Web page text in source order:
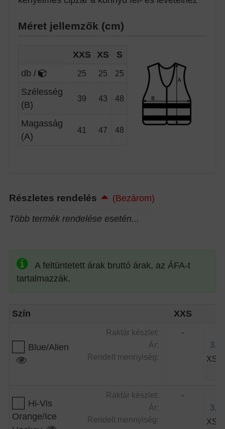
Méret jellemzők (cm)
XXS XS
S
db /
25 25 25
Szélesség
(B)
39 43 48
Magasság
(A)
41 47 48
Részletes rendelés
(Bezárom)
Több termék rendelése esetén...
A feltüntetett árak bruttó árak, az ÁFA-t
tartalmazzák.
Szín XXS
Blue/Alien
Raktár készlet:
Ár:
Rendelt mennyiség:
-
XS:
Hi-Vis
Orange/Ice
Raktár készlet:
Ár:
Rendelt mennyiség:
-
XS: